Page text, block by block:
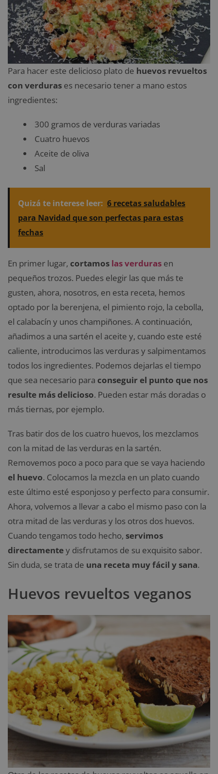
Para hacer este delicioso plato de huevos revueltos
con verduras es necesario tener a mano estos
ingredientes:
300 gramos de verduras variadas
Cuatro huevos
Aceite de oliva
Sal
Quizá te interese leer: 6 recetas saludables
para Navidad que son perfectas para estas
fechas
En primer lugar, cortamos las verduras en
pequeños trozos. Puedes elegir las que más te
gusten, ahora, nosotros, en esta receta, hemos
optado por la berenjena, el pimiento rojo, la cebolla,
el calabacín y unos champiñones. A continuación,
añadimos a una sartén el aceite y, cuando este esté
caliente, introducimos las verduras y salpimentamos
todos los ingredientes. Podemos dejarlas el tiempo
que sea necesario para conseguir el punto que nos
resulte más delicioso. Pueden estar más doradas o
más tiernas, por ejemplo.
Tras batir dos de los cuatro huevos, los mezclamos
con la mitad de las verduras en la sartén.
Removemos poco a poco para que se vaya haciendo
el huevo. Colocamos la mezcla en un plato cuando
este último esté esponjoso y perfecto para consumir.
Ahora, volvemos a llevar a cabo el mismo paso con la
otra mitad de las verduras y los otros dos huevos.
Cuando tengamos todo hecho, servimos
directamentey disfrutamos de su exquisito sabor.
Sin duda, se trata de una receta muy fácil y sana.
Huevos revueltos veganos